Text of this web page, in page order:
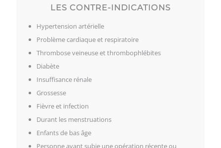
Accédez à des soins de qualité près de chez vous dans le
quartier Rosemont-La Petite-Patrie et découvrez les effets
positifs de la pressothérapie sur votre corps. Contactez-nous
pour un rendez-vous!
Notre thérapeute